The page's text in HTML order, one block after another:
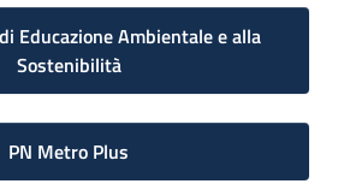
Educazione Ambientale e alla
Sostenibilità
PN Metro Plus